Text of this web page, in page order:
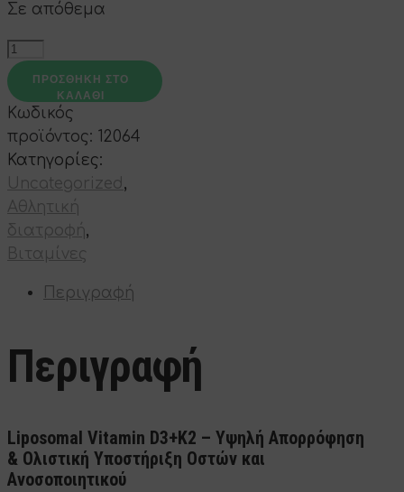
Σε απόθεμα
Vitamin
D3
+
K2
Liposomal
ποσότητα
ΠΡΟΣΘΉΚΗ ΣΤΟ
ΚΑΛΆΘΙ
Κωδικός
προϊόντος: 12064
Κατηγορίες:
Uncategorized,
Αθλητική
διατροφή,
Βιταμίνες
Περιγραφή
Περιγραφή
Liposomal Vitamin D3+K2 – Υψηλή Απορρόφηση
& Ολιστική Υποστήριξη Οστών και
Ανοσοποιητικού